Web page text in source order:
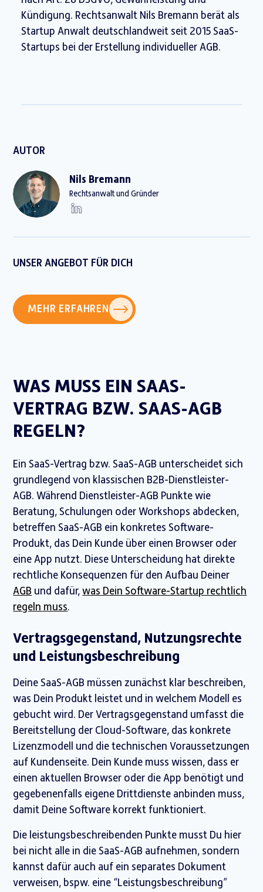
Kündigung. Rechtsanwalt Nils Bremann berät als
Startup Anwalt deutschlandweit seit 2015 SaaS-
Startups bei der Erstellung individueller AGB.
AUTOR
Nils Bremann
Rechtsanwalt und Gründer
UNSER ANGEBOT FÜR DICH
MEHR ERFAHREN
WAS MUSS EIN SAAS-
VERTRAG BZW. SAAS-AGB
REGELN?
Ein SaaS-Vertrag bzw. SaaS-AGB unterscheidet sich
grundlegend von klassischen B2B-Dienstleister-
AGB. Während Dienstleister-AGB Punkte wie
Beratung, Schulungen oder Workshops abdecken,
betreffen SaaS-AGB ein konkretes Software-
Produkt, das Dein Kunde über einen Browser oder
eine App nutzt. Diese Unterscheidung hat direkte
rechtliche Konsequenzen für den Aufbau Deiner
AGB und dafür,was Dein Software-Startup rechtlich
regeln muss.
Vertragsgegenstand, Nutzungsrechte
und Leistungsbeschreibung
Deine SaaS-AGB müssen zunächst klar beschreiben,
was Dein Produkt leistet und in welchem Modell es
gebucht wird. Der Vertragsgegenstand umfasst die
Bereitstellung der Cloud-Software, das konkrete
Lizenzmodell und die technischen Voraussetzungen
auf Kundenseite. Dein Kunde muss wissen, dass er
einen aktuellen Browser oder die App benötigt und
gegebenenfalls eigene Drittdienste anbinden muss,
damit Deine Software korrekt funktioniert.
Die leistungsbeschreibenden Punkte musst Du hier
bei nicht alle in die SaaS-AGB aufnehmen, sondern
kannst dafür auch auf ein separates Dokument
verweisen, bspw. eine “Leistungsbeschreibung”